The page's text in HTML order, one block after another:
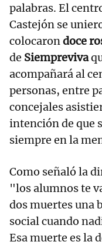
palabras. El
Castejón se
colocarondoce
de Siempreviva
acompañará al
personas, entre
concejales
intención de que
siempre en la
Como señaló la
"los alumnos te
dos muertes una
social cuando
Esa muerte es la